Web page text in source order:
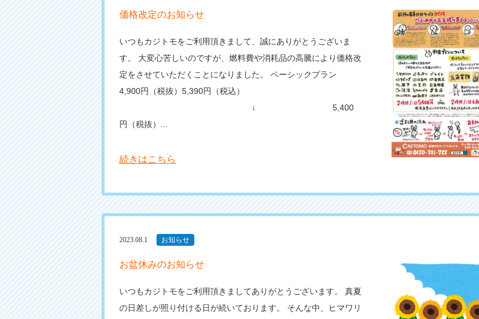
価格改定のお知らせ
いつもカジトモをご利用頂きまして、誠にありがとうございま
す。 大変心苦しいのですが、燃料費や消耗品の高騰により価格改
定をさせていただくことになりました。 ベーシックプラン
4,900円（税抜）5,390円（税込）
↓ 5,400
円（税抜）...
続きはこちら
2023.08.1 お知らせ
お盆休みのお知らせ
いつもカジトモをご利用頂きましてありがとうございます。 真夏
の日差しが照り付ける日が続いております。 そんな中、ヒマワリ